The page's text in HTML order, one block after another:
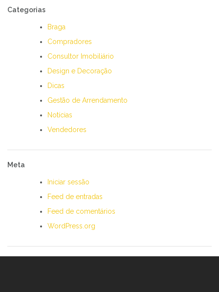
Categorias
Braga
Compradores
Consultor Imobiliário
Design e Decoração
Dicas
Gestão de Arrendamento
Notícias
Vendedores
Meta
Iniciar sessão
Feed de entradas
Feed de comentários
WordPress.org